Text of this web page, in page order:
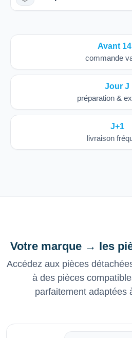
Avant
commande
Jour J
préparation &
J+1
livraison
Votre marque → les
Accédez aux pièces
à des pièces
parfaitement adaptées